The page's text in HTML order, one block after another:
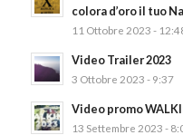
colora d’oro il tuo
11 Ottobre 2023 -
Video Trailer 2023
3 Ottobre 2023 - 9:37
Video promo
13 Settembre 2023 -